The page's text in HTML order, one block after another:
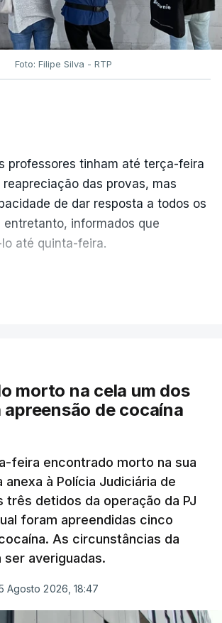
Foto: Filipe Silva - RTP
professores tinham até terça-feira
das provas, mas
de dar resposta a todos os
entretanto, informados que
até quinta-feira.
concluídos cerca de 50 por
de 20 mil pedidos de reapreciação,
porta-voz da Missão Escola
de que o processo esteja
de semana e nos últimos dias,
que ainda estão a ser
para reapreciações"
à agência Lusa."Será
termos a totalidade
morto na cela um dos
de cocaína
feira encontrado morto na sua
anexa à Polícia Judiciária de
três detidos da operação da PJ
foram apreendidas cinco
As circunstâncias da
averiguadas.
Agosto 2026, 18:47